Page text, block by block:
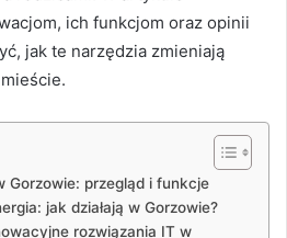
ich funkcjom oraz opinii
jak te narzędzia zmieniają
Gorzowie: przegląd i funkcje
jak działają w Gorzowie?
rozwiązania IT w